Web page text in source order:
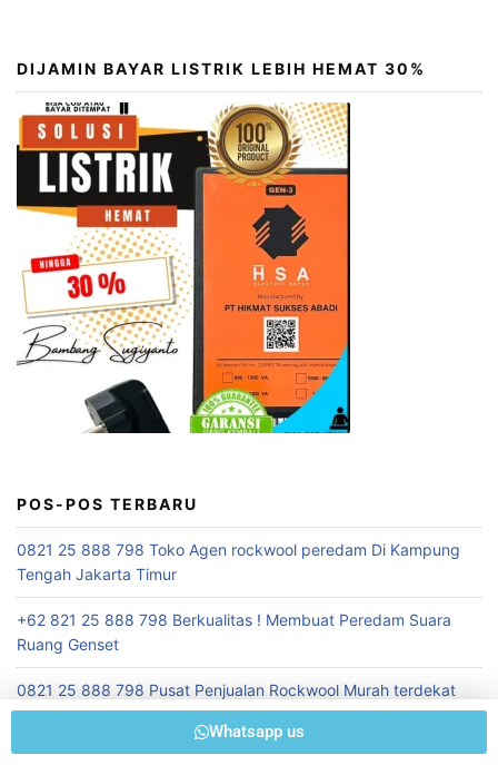
DIJAMIN BAYAR LISTRIK LEBIH HEMAT 30%
POS-POS TERBARU
0821 25 888 798 Toko Agen rockwool peredam Di Kampung
Tengah Jakarta Timur
+62 821 25 888 798 Berkualitas ! Membuat Peredam Suara
Ruang Genset
0821 25 888 798 Pusat Penjualan Rockwool Murah terdekat
+62 821 25 888 798 Terpecaya ! Konsultan Akustik Auditorium
Whatsapp us